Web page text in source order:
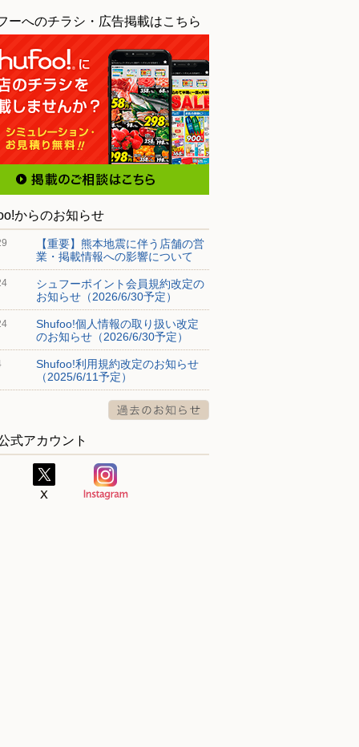
ーへのチラシ・広告掲載はこちら
からのお知らせ
【重要】熊本地震に伴う店舗の営
業・掲載情報への影響について
シュフーポイント会員規約改定の
お知らせ（2026/6/30予定）
Shufoo!個人情報の取り扱い改定
のお知らせ（2026/6/30予定）
Shufoo!利用規約改定のお知らせ
（2025/6/11予定）
式アカウント